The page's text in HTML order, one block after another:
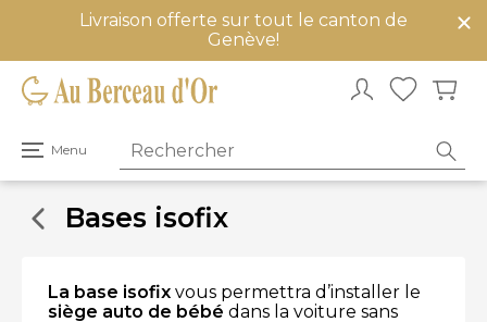
Livraison offerte sur tout le canton de
Genève!
Menu
Ouvrir
menu
principalBases isofix
La base isofix vous permettra d’installer le
siège auto de bébé dans la voiture sans